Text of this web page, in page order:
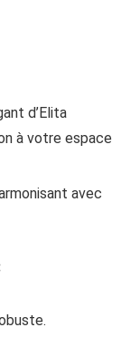
d’Elita
à votre espace
avec